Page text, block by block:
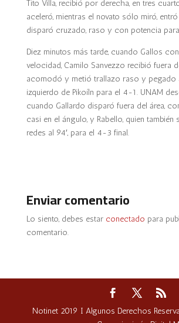
Tito Villa, recibió por derecha, en tres
aceleró, mientras el novato sólo miró,
disparó cruzado, raso y con potencia para
Diez minutos más tarde, cuando Gallos
velocidad, Camilo Sanvezzo recibió fuera
acomodó y metió trallazo raso y pegado
izquierdo de Pikoíln para el 4-1. UNAM
cuando Gallardo disparó fuera del área,
casi en el ángulo, y Rabello, quien también
redes al 94′, para el 4-3 final.
Enviar comentario
Lo siento, debes estar conectado para
comentario.
Notinet 2019 I Algunos Derechos